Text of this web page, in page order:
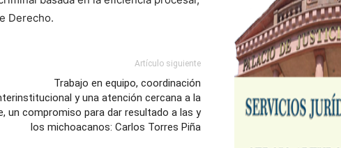
Derecho.
Artículo siguiente
Trabajo en equipo, coordinación
y una atención cercana a la
un compromiso para dar resultado a las y
los michoacanos: Carlos Torres Piña